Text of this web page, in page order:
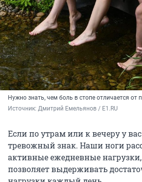
Нужно знать, чем боль в стопе отличается от
Источник: Дмитрий Емельянов / E1.RU
Если по утрам или к вечеру у
тревожный знак. Наши ноги
активные ежедневные
позволяет выдерживать